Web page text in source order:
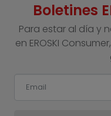
Boletines
Para estar al día y
en EROSKI